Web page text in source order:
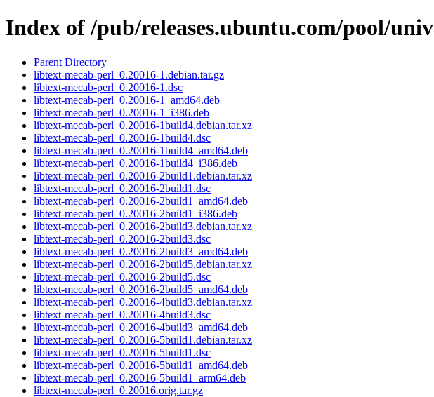
Index of /pub/releases.ubuntu.com/pool/
Parent Directory
libtext-mecab-perl_0.20016-1.debian.tar.gz
libtext-mecab-perl_0.20016-1.dsc
libtext-mecab-perl_0.20016-1_amd64.deb
libtext-mecab-perl_0.20016-1_i386.deb
libtext-mecab-perl_0.20016-1build4.debian.tar.xz
libtext-mecab-perl_0.20016-1build4.dsc
libtext-mecab-perl_0.20016-1build4_amd64.deb
libtext-mecab-perl_0.20016-1build4_i386.deb
libtext-mecab-perl_0.20016-2build1.debian.tar.xz
libtext-mecab-perl_0.20016-2build1.dsc
libtext-mecab-perl_0.20016-2build1_amd64.deb
libtext-mecab-perl_0.20016-2build1_i386.deb
libtext-mecab-perl_0.20016-2build3.debian.tar.xz
libtext-mecab-perl_0.20016-2build3.dsc
libtext-mecab-perl_0.20016-2build3_amd64.deb
libtext-mecab-perl_0.20016-2build5.debian.tar.xz
libtext-mecab-perl_0.20016-2build5.dsc
libtext-mecab-perl_0.20016-2build5_amd64.deb
libtext-mecab-perl_0.20016-4build3.debian.tar.xz
libtext-mecab-perl_0.20016-4build3.dsc
libtext-mecab-perl_0.20016-4build3_amd64.deb
libtext-mecab-perl_0.20016-5build1.debian.tar.xz
libtext-mecab-perl_0.20016-5build1.dsc
libtext-mecab-perl_0.20016-5build1_amd64.deb
libtext-mecab-perl_0.20016-5build1_arm64.deb
libtext-mecab-perl_0.20016.orig.tar.gz